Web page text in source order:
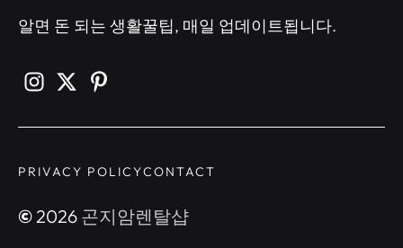
알면 돈 되는 생활꿀팁, 매일 업데이트됩니다.
PRIVACY POLICYCONTACT
© 2026 곤지암렌탈샵